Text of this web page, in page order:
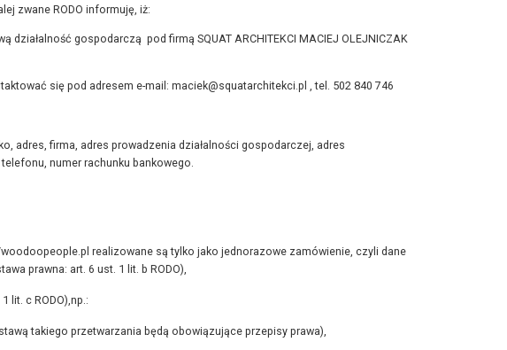
zwane RODO informuję, iż:
gospodarczą pod firmą SQUAT ARCHITEKCI MACIEJ OLEJNICZAK
się pod adresem e-mail: maciek@squatarchitekci.pl , tel. 502 840 746
adres, firma, adres prowadzenia działalności gospodarczej, adres
numer rachunku bankowego.
realizowane są tylko jako jednorazowe zamówienie, czyli dane
prawna: art. 6 ust. 1 lit. b RODO),
lit. c RODO),np.:
takiego przetwarzania będą obowiązujące przepisy prawa),